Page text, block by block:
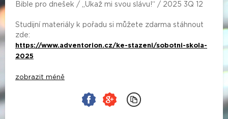
Bible pro dnešek / „Ukaž mi svou slávu!“ / 2025 3Q 12
Studijní materiály k pořadu si můžete zdarma stáhnout
zde:
https://www.adventorion.cz/ke-stazeni/sobotni-skola-
2025
zobrazit méně